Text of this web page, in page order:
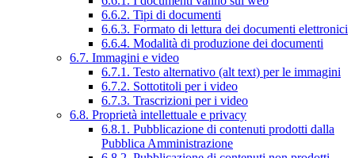
6.6.2. Tipi di documenti
6.6.3. Formato di lettura dei documenti elettronici
6.6.4. Modalità di produzione dei documenti
6.7. Immagini e video
6.7.1. Testo alternativo (alt text) per le immagini
6.7.2. Sottotitoli per i video
6.7.3. Trascrizioni per i video
6.8. Proprietà intellettuale e privacy
6.8.1. Pubblicazione di contenuti prodotti dalla
Pubblica Amministrazione